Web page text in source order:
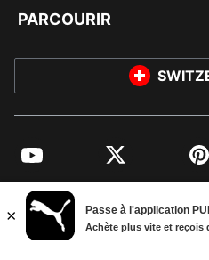
PARCOURIR
YouTube Twitter
© PUMA EUROPE